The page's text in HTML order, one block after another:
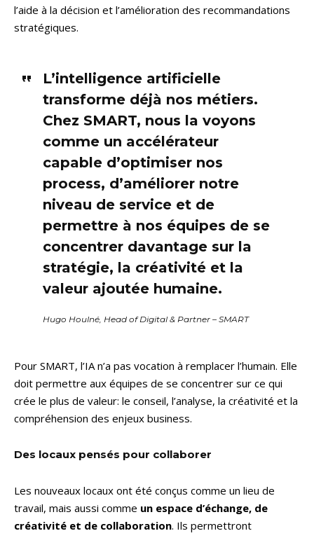
l’aide à la décision et l’amélioration des recommandations
stratégiques.
L’intelligence artificielle
transforme déjà nos métiers.
Chez SMART, nous la voyons
comme un accélérateur
capable d’optimiser nos
process, d’améliorer notre
niveau de service et de
permettre à nos équipes de se
concentrer davantage sur la
stratégie, la créativité et la
valeur ajoutée humaine.
Hugo Houlné, Head of Digital & Partner – SMART
Pour SMART, l’IA n’a pas vocation à remplacer l’humain. Elle
doit permettre aux équipes de se concentrer sur ce qui
crée le plus de valeur: le conseil, l’analyse, la créativité et la
compréhension des enjeux business.
Des locaux pensés pour collaborer
Les nouveaux locaux ont été conçus comme un lieu de
travail, mais aussi comme un espace d’échange, de
créativité et de collaboration. Ils permettront